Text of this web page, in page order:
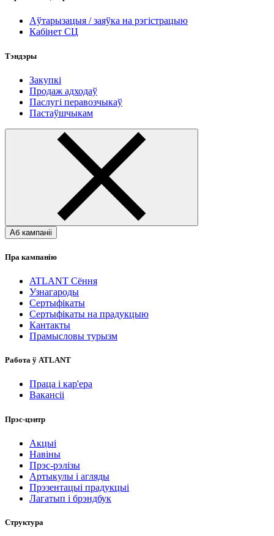
Аўтарызацыя / заяўка на рэгістрацыю
Кабінет СЦ
Тэндэры
Закупкі
Продаж адходаў
Паслугі перавозчыкаў
Пастаўшчыкам
Аб кампаніі
Пра кампанію
ATLANT Сёння
Узнагароды
Сертыфікаты
Сертыфікаты на прадукцыю
Кантакты
Прамысловы турызм
Работа ў ATLANT
Праца і кар'ера
Вакансіі
Прэс-цэнтр
Акцыі
Навіны
Прэс-рэлізы
Артыкулы і агляды
Прэзентацыі прадукцыі
Лагатып і брэндбук
Структура